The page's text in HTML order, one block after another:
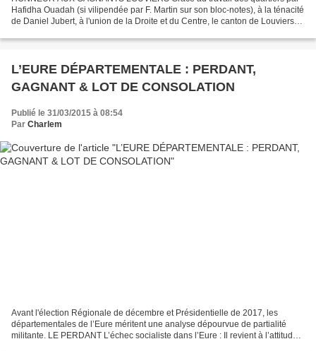
Hafidha Ouadah (si vilipendée par F. Martin sur son bloc-notes), à la ténacité
de Daniel Jubert, à l'union de la Droite et du Centre, le canton de Louviers
L’EURE DÉPARTEMENTALE : PERDANT,
GAGNANT & LOT DE CONSOLATION
Publié le 31/03/2015 à 08:54
Par Charlem
Avant l'élection Régionale de décembre et Présidentielle de 2017, les
départementales de l’Eure méritent une analyse dépourvue de partialité
militante. LE PERDANT L’échec socialiste dans l’Eure : Il revient à l’attitude